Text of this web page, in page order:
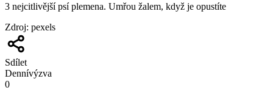
3 nejcitlivější psí plemena. Umřou žalem, když je opustíte
Zdroj: pexels
Sdílet
Dennívýzva
0